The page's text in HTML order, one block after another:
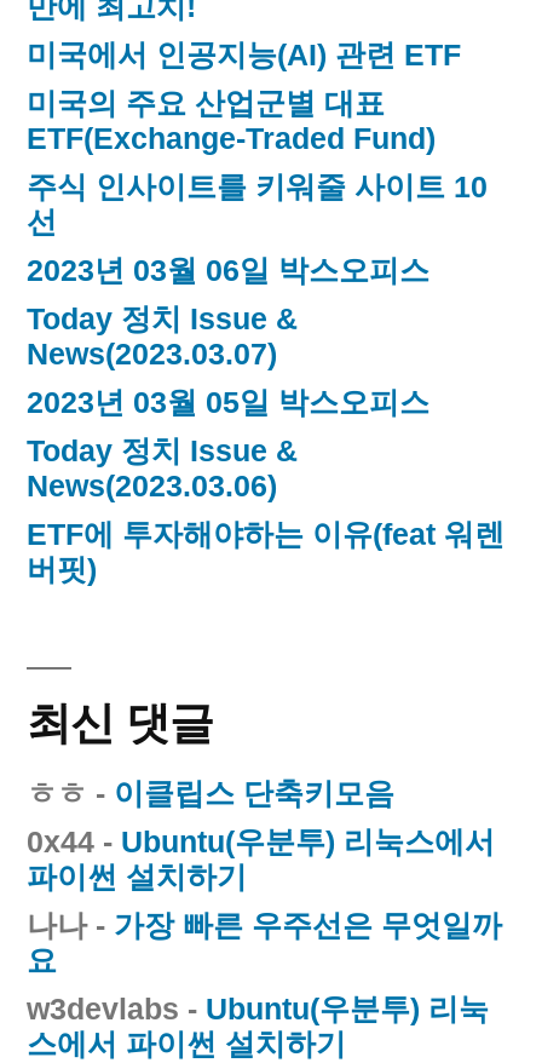
만에 최고치!
미국에서 인공지능(AI) 관련 ETF
미국의 주요 산업군별 대표
ETF(Exchange-Traded Fund)
주식 인사이트를 키워줄 사이트 10
선
2023년 03월 06일 박스오피스
Today 정치 Issue &
News(2023.03.07)
2023년 03월 05일 박스오피스
Today 정치 Issue &
News(2023.03.06)
ETF에 투자해야하는 이유(feat 워렌
버핏)
최신 댓글
ㅎㅎ - 이클립스 단축키모음
0x44 - Ubuntu(우분투) 리눅스에서
파이썬 설치하기
나나- 가장 빠른 우주선은 무엇일까
요
w3devlabs - Ubuntu(우분투) 리눅
스에서 파이썬 설치하기